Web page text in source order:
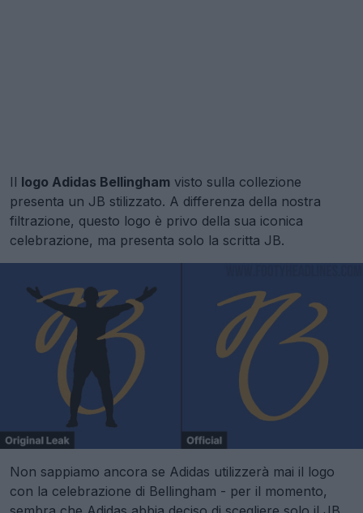
Il logo Adidas Bellingham visto sulla collezione
presenta un JB stilizzato. A differenza della nostra
filtrazione, questo logo è privo della sua iconica
celebrazione, ma presenta solo la scritta JB.
Non sappiamo ancora se Adidas utilizzerà mai il logo
con la celebrazione di Bellingham - per il momento,